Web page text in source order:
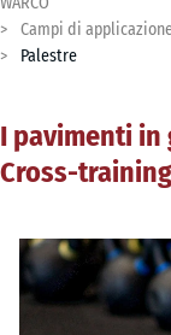
Campi di
Palestre
I pavimenti in
Cross-training